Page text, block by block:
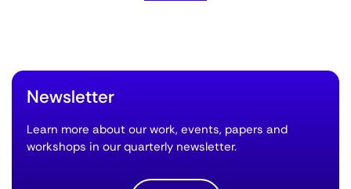
Newsletter
Learn more about our work, events, papers and
workshops in our quarterly newsletter.